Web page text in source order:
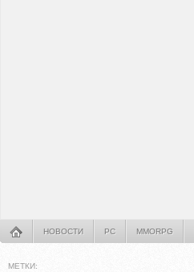
НОВОСТИ PC MMORPG
МЕТКИ: